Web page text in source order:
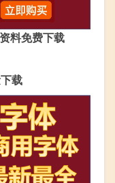
料免费下载
载